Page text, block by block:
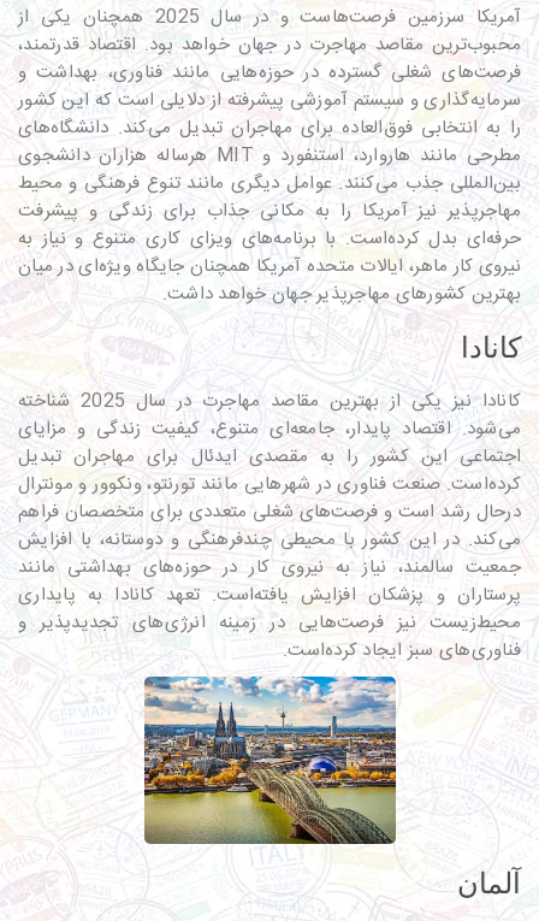
آمریکا سرزمین فرصت‌هاست و در سال 2025 همچنان یکی از
محبوب‌ترین مقاصد مهاجرت در جهان خواهد بود. اقتصاد قدرتمند،
فرصت‌های شغلی گسترده در حوزه‌هایی مانند فناوری، بهداشت و
سرمایه‌گذاری و سیستم آموزشی پیشرفته از دلایلی است که این کشور
را به انتخابی فوق‌العاده برای مهاجران تبدیل می‌کند. دانشگاه‌های
مطرحی مانند هاروارد، استنفورد و MIT هرساله هزاران دانشجوی
بین‌المللی جذب می‌کنند. عوامل دیگری مانند تنوع فرهنگی و محیط
مهاجرپذیر نیز آمریکا را به مکانی جذاب برای زندگی و پیشرفت
حرفه‌ای بدل کرده‌است. با برنامه‌های ویزای کاری متنوع و نیاز به
نیروی کار ماهر، ایالات متحده آمریکا همچنان جایگاه ویژه‌ای در میان
بهترین کشورهای مهاجرپذیر جهان خواهد داشت.
کانادا
کانادا نیز یکی از بهترین مقاصد مهاجرت در سال 2025 شناخته
می‌شود. اقتصاد پایدار، جامعه‌ای متنوع، کیفیت زندگی و مزایای
اجتماعی این کشور را به مقصدی ایدئال برای مهاجران تبدیل
کرده‌است. صنعت فناوری در شهرهایی مانند تورنتو، ونکوور و مونترال
درحال رشد است و فرصت‌های شغلی متعددی برای متخصصان فراهم
می‌کند. در این کشور با محیطی چندفرهنگی و دوستانه، با افزایش
جمعیت سالمند، نیاز به نیروی کار در حوزه‌های بهداشتی مانند
پرستاران و پزشکان افزایش یافته‌است. تعهد کانادا به پایداری
محیط‌زیست نیز فرصت‌هایی در زمینه انرژی‌های تجدیدپذیر و
فناوری‌های سبز ایجاد کرده‌است.
آلمان